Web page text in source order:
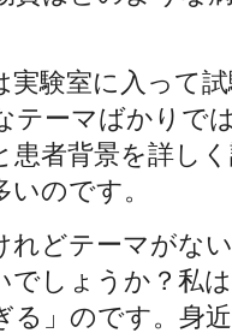
実験室に入って
テーマばかりで
患者背景を詳し
のです。
れどテーマがな
でしょうか？私
る」のです。身